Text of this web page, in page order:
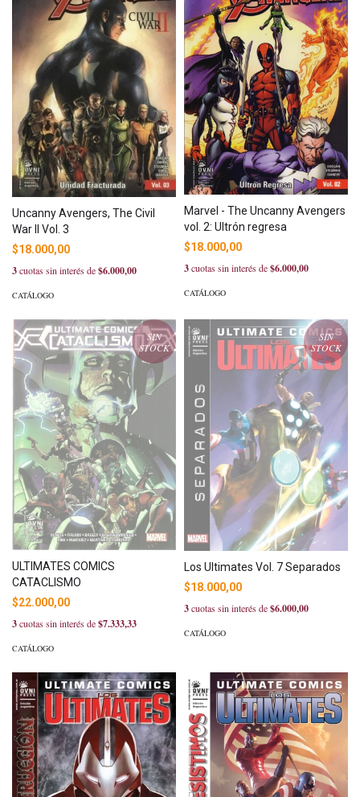
Uncanny Avengers, The Civil
War II Vol. 3
$18.000,00
3cuotas sin interés de$6.000,00
CATÁLOGO
Marvel - The Uncanny Avengers
vol. 2: Ultrón regresa
$18.000,00
3cuotas sin interés de$6.000,00
CATÁLOGO
SIN
STOCK
ULTIMATES COMICS
CATACLISMO
$22.000,00
3cuotas sin interés de$7.333,33
CATÁLOGO
SIN
STOCK
Los Ultimates Vol. 7 Separados
$18.000,00
3cuotas sin interés de$6.000,00
CATÁLOGO